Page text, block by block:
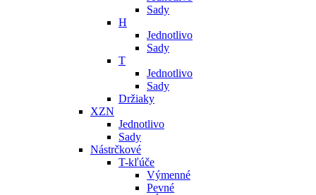
Sady
H
Jednotlivo
Sady
T
Jednotlivo
Sady
Držiaky
XZN
Jednotlivo
Sady
Nástrčkové
T-kľúče
Výmenné
Pevné